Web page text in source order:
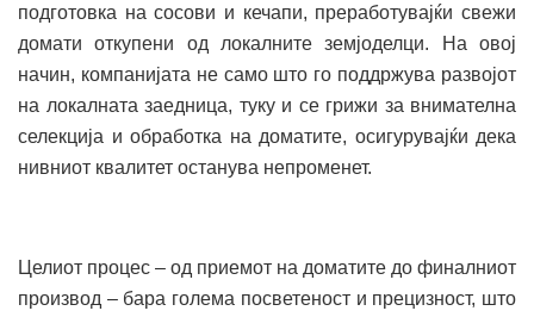
подготовка на сосови и кечапи, преработувајќи свежи
домати откупени од локалните земјоделци. На овој
начин, компанијата не само што го поддржува развојот
на локалната заедница, туку и се грижи за внимателна
селекција и обработка на доматите, осигурувајќи дека
нивниот квалитет останува непроменет.
Целиот процес – од приемот на доматите до финалниот
производ – бара голема посветеност и прецизност, што